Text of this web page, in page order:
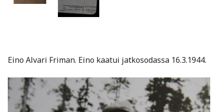
Eino Alvari Friman. Eino kaatui jatkosodassa 16.3.1944.